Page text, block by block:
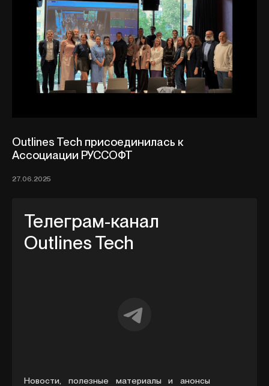
Outlines Tech присоединилась к
Ассоциации РУССОФТ
27.06.2025
Телеграм-канал
Outlines Tech
Новости, полезные материалы и анонсы